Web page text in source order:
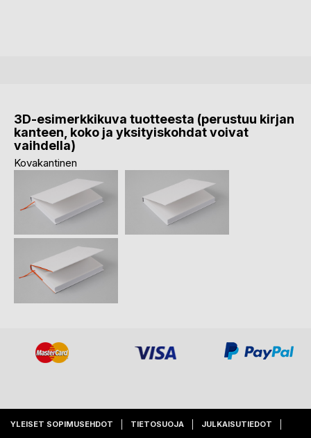
3D-esimerkkikuva tuotteesta (perustuu kirjan
kanteen, koko ja yksityiskohdat voivat
vaihdella)
Kovakantinen
YLEISET SOPIMUSEHDOT TIETOSUOJA JULKAISUTIEDOT